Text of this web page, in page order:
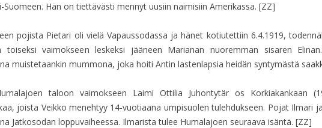
Hän on tiettävästi mennyt uusiin naimisiin Amerikassa. [ZZ]
pojista Pietari oli vielä Vapaussodassa ja hänet kotiutettiin 6.4.1919,
vaimokseen leskeksi jääneen Marianan nuoremman sisaren
muistetaankin mummona, joka hoiti Antin lastenlapsia heidän syntymästä
taloon vaimokseen Laimi Ottilia Juhontytär os Korkiakankaan
joista Veikko menehtyy 14-vuotiaana umpisuolen tulehdukseen. Pojat Ilmari
Jatkosodan loppuvaiheessa. Ilmarista tulee Humalajoen seuraava isäntä. [ZZ]